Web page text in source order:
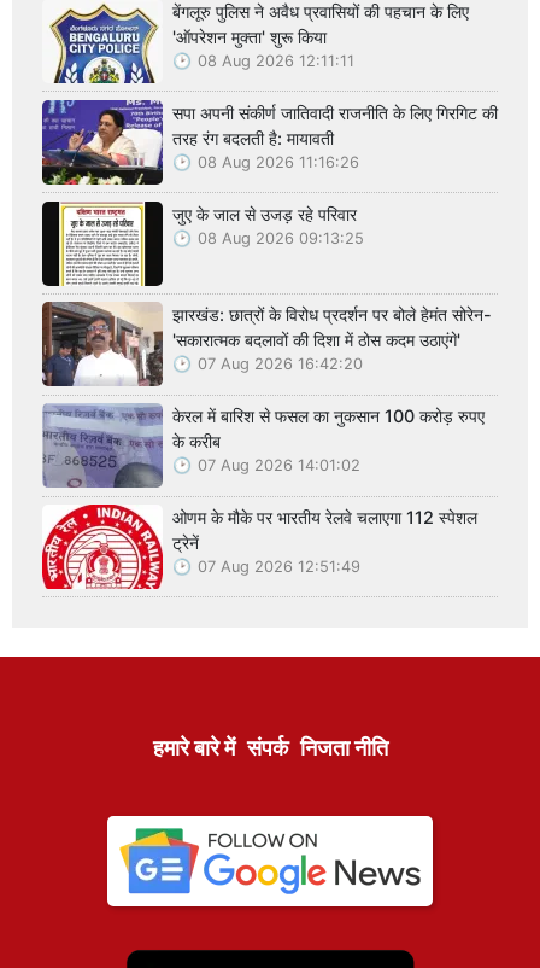
बेंगलूरु पुलिस ने अवैध प्रवासियों की पहचान के लिए
'ऑपरेशन मुक्ता' शुरू किया
08 Aug 2026 12:11:11
सपा अपनी संकीर्ण जातिवादी राजनीति के लिए गिरगिट की
तरह रंग बदलती है: मायावती
08 Aug 2026 11:16:26
जुए के जाल से उजड़ रहे परिवार
08 Aug 2026 09:13:25
झारखंड: छात्रों के विरोध प्रदर्शन पर बोले हेमंत सोरेन-
'सकारात्मक बदलावों की दिशा में ठोस कदम उठाएंगे'
07 Aug 2026 16:42:20
केरल में बारिश से फसल का नुकसान 100 करोड़ रुपए
के करीब
07 Aug 2026 14:01:02
ओणम के मौके पर भारतीय रेलवे चलाएगा 112 स्पेशल
ट्रेनें
07 Aug 2026 12:51:49
हमारे बारे में संपर्क निजता नीति